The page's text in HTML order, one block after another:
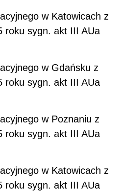
w Katowicach z
roku sygn. akt III AUa
w Gdańsku z
roku sygn. akt III AUa
w Poznaniu z
roku sygn. akt III AUa
w Katowicach z
roku sygn. akt III AUa